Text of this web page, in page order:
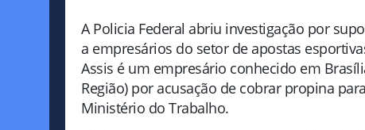
A Policia Federal abriu investigação por
a empresários do setor de apostas
Assis é um empresário conhecido em
Região) por acusação de cobrar propina
Ministério do Trabalho.